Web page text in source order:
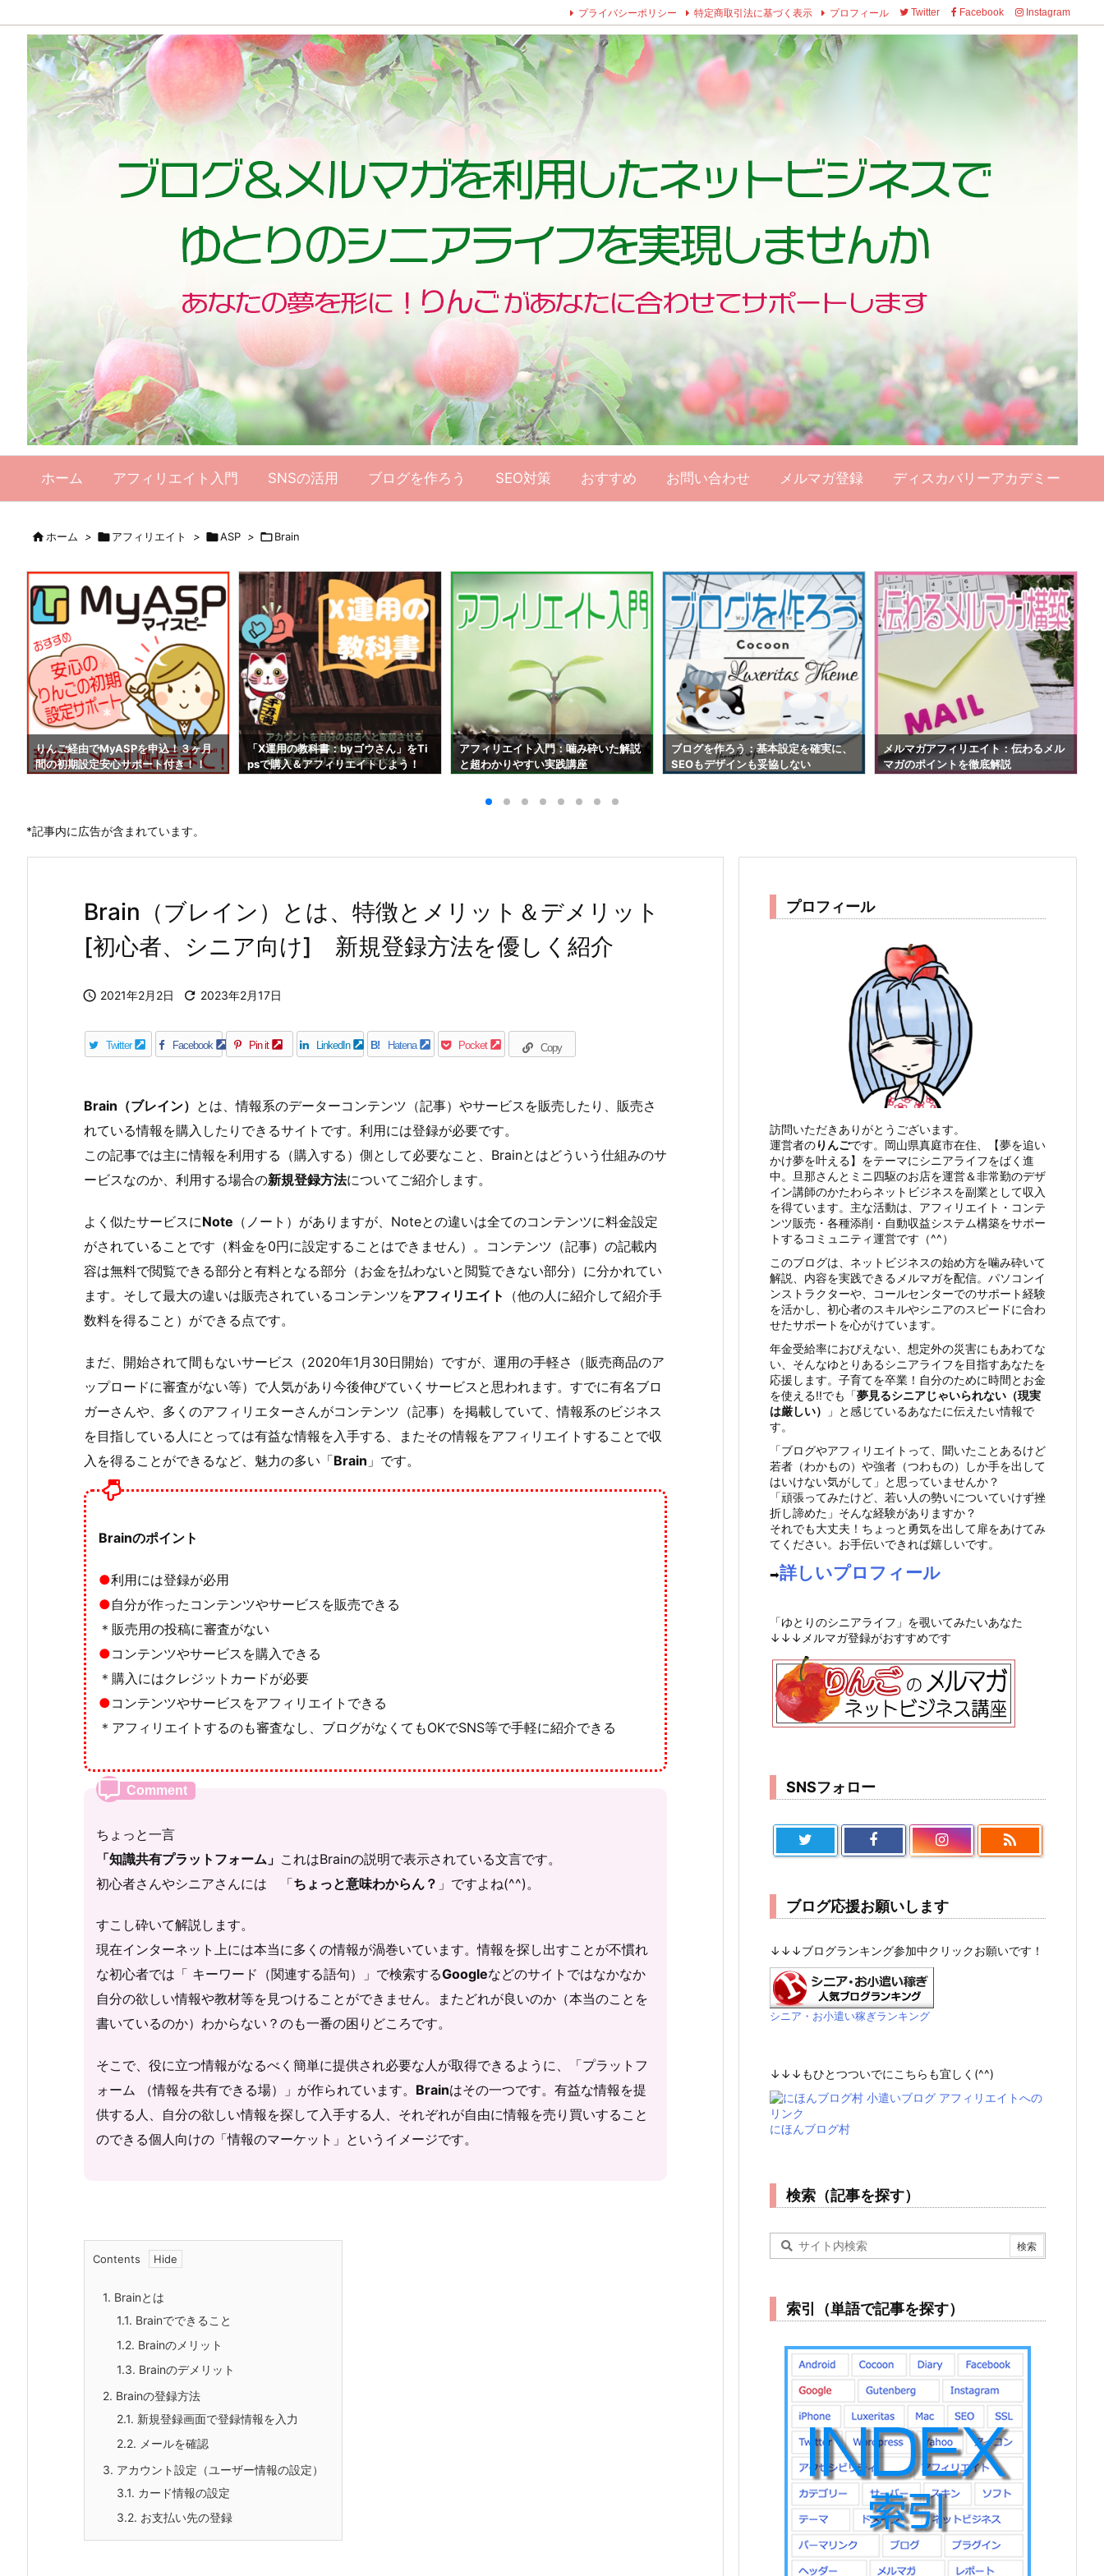
ホーム アフィリエイト入門 SNSの活用 ブログを作ろう SEO対策 おすすめ お問い合わせ メルマガ登録 ディスカバリーアカデミー
プライバシーポリシー 特定商取引法に基づく表示 プロフィール Twitter Facebook Instagram
ホーム > アフィリエイト > ASP > Brain
りんご経由でMyASPを申込！３ヶ月
間の初期設定安心サポート付き！！
「X運用の教科書：byゴウさん」をTi
psで購入＆アフィリエイトしよう！
アフィリエイト入門：噛み砕いた解説
と超わかりやすい実践講座
ブログを作ろう：基本設定を確実に、
SEOもデザインも妥協しない
メルマガアフィリエイト：伝わるメル
マガのポイントを徹底解説
*記事内に広告が含まれています。
Brain（ブレイン）とは、特徴とメリット＆デメリット
[初心者、シニア向け] 新規登録方法を優しく紹介
 2021年2月2日  2023年2月17日
Twitter Facebook Pin it LinkedIn B! Hatena Pocket Copy
Brain（ブレイン） とは、情報系のデーターコンテンツ（記事）やサービスを販売したり、販売さ
れている情報を購入したりできるサイトです。利用には登録が必要です。
この記事では主に情報を利用する（購入する）側として必要なこと、Brainとはどういう仕組みのサ
ービスなのか、利用する場合の新規登録方法についてご紹介します。
よく似たサービスにNote （ノート）がありますが、Noteとの違いは全てのコンテンツに料金設定
がされていることです（料金を0円に設定することはできません）。コンテンツ（記事）の記載内
容は無料で閲覧できる部分と有料となる部分（お金を払わないと閲覧できない部分）に分かれてい
ます。そして最大の違いは販売されているコンテンツをアフィリエイト
（他の人に紹介して紹介手
数料を得ること）ができる点です。
まだ、開始されて間もないサービス（2020年1月30日開始） ですが、運用の手軽さ（販売商品のア
ップロードに審査がない等）で人気があり今後伸びていくサービスと思われます。すでに有名ブロ
ガーさんや、多くのアフィリエターさんがコンテンツ（記事）を掲載していて、情報系のビジネス
を目指している人にとっては有益な情報を入手する、またその情報をアフィリエイトすることで収
入を得ることができるなど、魅力の多い「Brain 」です。
Brainのポイント
●利用には登録が必用
●自分が作ったコンテンツやサービスを販売できる
＊販売用の投稿に審査がない
●コンテンツやサービスを購入できる
＊購入にはクレジットカードが必要
●コンテンツやサービスをアフィリエイトできる
＊アフィリエイトするのも審査なし、ブログがなくてもOKでSNS等で手軽に紹介できる
ちょっと一言
「知識共有プラットフォーム 」 これはBrainの説明で表示されている文言です。
初心者さんやシニアさんには 「ちょっと意味わからん？ 」ですよね(^^)。
すこし砕いて解説します。
現在インターネット上には本当に多くの情報が渦巻いています。情報を探し出すことが不慣れ
な初心者では「 キーワード（関連する語句）」で検索するGoogleなどのサイトではなかなか
自分の欲しい情報や教材等を見つけることができません。またどれが良いのか（本当のことを
書いているのか）わからない？のも一番の困りどころです。
そこで、役に立つ情報がなるべく簡単に提供され必要な人が取得できるように、「プラットフ
ォーム （情報を共有できる場）」が作られています。 Brainはその一つです。有益な情報を提
供する人、自分の欲しい情報を探して入手する人、それぞれが自由に情報を売り買いすること
のできる個人向けの「情報のマーケット」というイメージです。
Contents
1. Brainとは
1.1. Brainでできること
1.2. Brainのメリット
1.3. Brainのデメリット
2. Brainの登録方法
2.1. 新規登録画面で登録情報を入力
2.2. メールを確認
3. アカウント設定（ユーザー情報の設定）
3.1. カード情報の設定
3.2. お支払い先の登録
プロフィール
訪問いただきありがとうございます。
運営者のりんごです。岡山県真庭市在住、【夢を追い
かけ夢を叶える】をテーマにシニアライフをばく進
中。旦那さんとミニ四駆のお店を運営＆非常勤のデザ
イン講師のかたわらネットビジネスを副業として収入
を得ています。 主な活動は、アフィリエイト・コンテ
ンツ販売・各種添削・自動収益システム構築をサポー
トするコミュニティ運営です（^^）
このブログは、ネットビジネスの始め方を噛み砕いて
解説、内容を実践できるメルマガを配信。パソコンイ
ンストラクターや、コールセンターでのサポート経験
を活かし、初心者のスキルやシニアのスピードに合わ
せたサポートを心がけています。
年金受給率におびえない、想定外の災害にもあわてな
い、そんなゆとりあるシニアライフを目指すあなたを
応援します。子育てを卒業！自分のために時間とお金
を使える!!でも「夢見るシニアじゃいられない（現実
は厳しい）
」と感じているあなたに伝えたい情報で
す。
「ブログやアフィリエイトって、聞いたことあるけど
若者（わかもの）や強者（つわもの）しか手を出して
はいけない気がして」と思っていませんか？
「頑張ってみたけど、若い人の勢いについていけず挫
折し諦めた」そんな経験がありますか？
それでも大丈夫！ちょっと勇気を出して扉をあけてみ
てください。お手伝いできれば嬉しいです。
➡︎詳しいプロフィール
「ゆとりのシニアライフ」を覗いてみたいあなた
↓↓↓メルマガ登録がおすすめです
SNSフォロー

ブログ応援お願いします
↓↓↓ブログランキング参加中クリックお願いです！
シニア・お小遣い稼ぎランキング
↓↓↓もひとつついでにこちらも宜しく(^^)
にほんブログ村
検索（記事を探す）
索引（単語で記事を探す）